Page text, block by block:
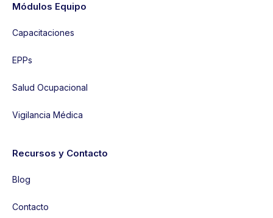
Módulos Equipo
Capacitaciones
EPPs
Salud Ocupacional
Vigilancia Médica
Recursos y Contacto
Blog
Contacto